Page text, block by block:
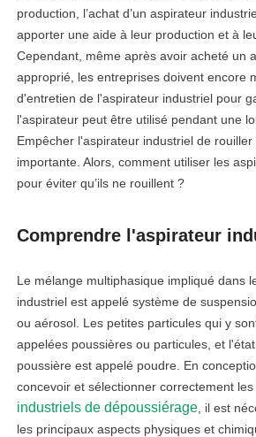
production, l’achat d’un aspirateur
apporter une aide à leur production et à
Cependant, même après avoir acheté un
approprié, les entreprises doivent encore
d'entretien de l'aspirateur industriel pour
l'aspirateur peut être utilisé pendant une
Empêcher l'aspirateur industriel de
importante. Alors, comment utiliser les
pour éviter qu’ils ne rouillent ?
Comprendre l'aspirateur
Le mélange multiphasique impliqué dans
industriel est appelé système de
ou aérosol. Les petites particules qui y
appelées poussières ou particules, et
poussière est appelé poudre. En
concevoir et sélectionner correctement
industriels de dépoussiérage , il est
les principaux aspects physiques et